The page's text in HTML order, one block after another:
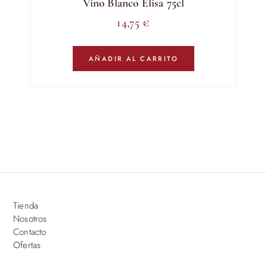
14,75 €
AÑADIR AL CARRITO
Tienda
Nosotros
Contacto
Ofertas